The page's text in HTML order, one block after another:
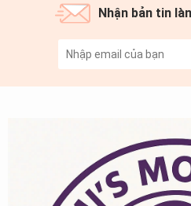
Nhận bản tin